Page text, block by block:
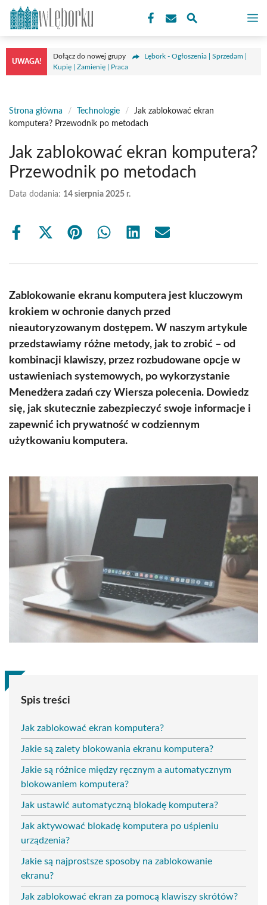
Przejdź
treści
UWAGA!
Dołącz do nowej grupy
Lębork - Ogłoszenia | Sprzedam |
Kupię | Zamienię | Praca
Strona główna / Technologie /
Jak zablokować ekran
komputera? Przewodnik po metodach
Jak zablokować ekran komputera?
Przewodnik po metodach
Data dodania: 14 sierpnia 2025 r.
Share
Share
(Twitter)
Share Share Share Share
Zablokowanie ekranu komputera jest kluczowym
krokiem w ochronie danych przed
nieautoryzowanym dostępem. W naszym artykule
przedstawiamy różne metody, jak to zrobić – od
kombinacji klawiszy, przez rozbudowane opcje w
ustawieniach systemowych, po wykorzystanie
Menedżera zadań czy Wiersza polecenia. Dowiedz
się, jak skutecznie zabezpieczyć swoje informacje i
zapewnić ich prywatność w codziennym
użytkowaniu komputera.
Spis treści
Jak zablokować ekran komputera?
Jakie są zalety blokowania ekranu komputera?
Jakie są różnice między ręcznym a automatycznym
blokowaniem komputera?
Jak ustawić automatyczną blokadę komputera?
Jak aktywować blokadę komputera po uśpieniu
urządzenia?
Jakie są najprostsze sposoby na zablokowanie
ekranu?
Jak zablokować ekran za pomocą klawiszy skrótów?